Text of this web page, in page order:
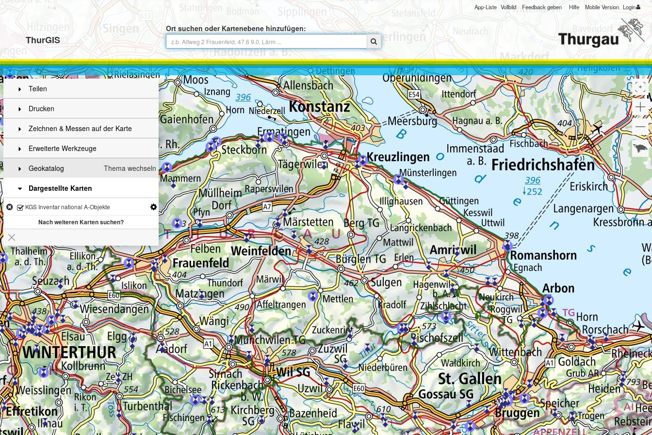
ThurGIS
Ort suchen oder Kartenebene hinzufügen:
App-Liste Vollbild Feedback geben Hilfe Mobile Version Login
Teilen
Drucken
Zeichnen & Messen auf der Karte
Erweiterte Werkzeuge
Thema wechseln
Geokatalog
Dargestellte Karten
KGS Inventar national A-Objekte
Nach weiteren Karten suchen?